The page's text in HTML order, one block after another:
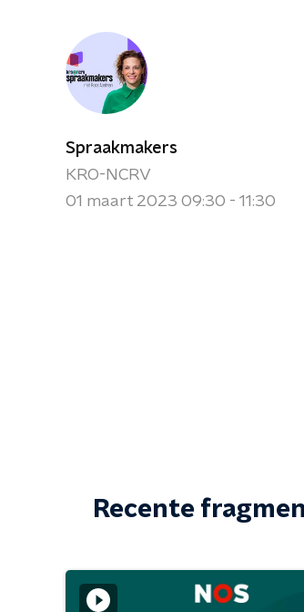
Spraakmakers
KRO-NCRV
01 maart 2023 09:30 - 11:30
Recente